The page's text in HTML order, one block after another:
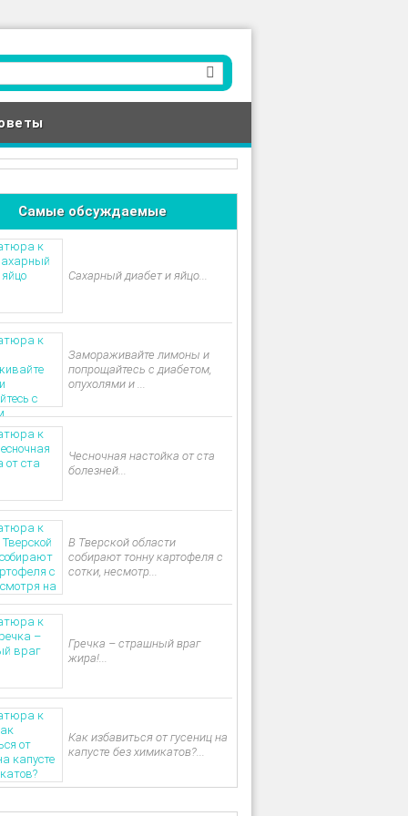
Самые обсуждаемые
Сахарный диабет и яйцо...
Замораживайте лимоны и
попрощайтесь с диабетом,
опухолями и ...
Чесночная настойка от ста
болезней...
В Тверской области
собирают тонну картофеля с
сотки, несмотр...
Гречка – страшный враг
жира!...
Как избавиться от гусениц на
капусте без химикатов?...